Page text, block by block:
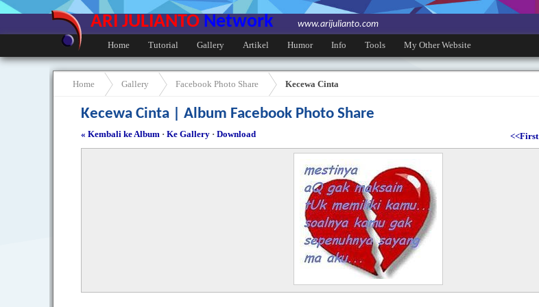
ARI JULIANTO Network
www.arijulianto.com
Home
Tutorial Gallery Artikel Humor Info Tools My Other Website
Home Gallery Facebook Photo Share Kecewa Cinta
Kecewa Cinta | Album Facebook Photo Share
« Kembali ke Album · Ke Gallery · Download <<First